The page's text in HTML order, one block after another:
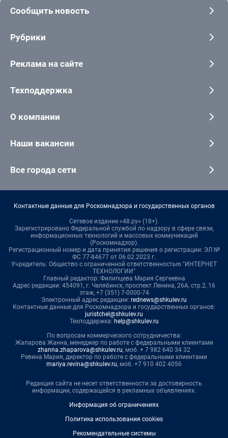
Сообщить новость
Рубрики
Реклама на сайте
Техподдержка
О компании
Наши вакансии
Все города сети
Контактные данные для Роскомнадзора и государственных органов
Сетевое издание «48.ру» (18+).
Зарегистрировано Федеральной службой по надзору в сфере связи,
информационных технологий и массовых коммуникаций
(Роскомнадзор).
Регистрационный номер и дата принятия решения о регистрации: ЭЛ №
ФС 77-84677 от 06.02.2023 г.
Учредитель: Общество с ограниченной ответственностью "ИНТЕРНЕТ
ТЕХНОЛОГИИ"
Главный редактор: Филипцева Мария Сергеевна
Адрес редакции: 454091, г. Челябинск, проспект Ленина, 26А, стр.2, 16
этаж, +7 (351) 7-0000-74
Электронный адрес редакции: rednews@shkulev.ru
Контактные данные для Роскомнадзора и государственных органов:
juristchel@shkulev.ru
Техподдержка: help@shkulev.ru
По вопросам коммерческого сотрудничества:
Жапарова Жанна, менеджер по работе с федеральными клиентами
zhanna.zhaparova@shkulev.ru, моб. + 7 982 640 34 32
Ревина Мария, директор по работе с федеральными клиентами
mariya.revina@shkulev.ru, моб. +7 910 402 4056
Редакция сайта не несет ответственности за достоверность
информации, содержащейся в рекламных объявлениях.
Информация об ограничениях
Политика использования cookies
Рекомендательные системы